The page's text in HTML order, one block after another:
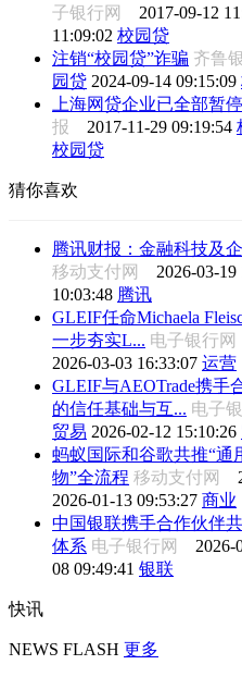
子银行网 2017-09-12
11:09:02 校园贷
注销“校园贷”诈骗 齐鲁
园贷 2024-09-14 09:15:09
上海网贷企业已全部暂
报 2017-11-29 09:19:54
校园贷
猜你喜欢
腾讯财报：金融科技及
移动支付网 2026-03-19
10:03:48 腾讯
GLEIF任命Michaela
一步夯实L... 电子银行
2026-03-03 16:33:07 运营
GLEIF与AEOTrade携手
的信任基础与互... 电子
贸易 2026-02-12 15:10:26
蚂蚁国际和谷歌共推“通
物”全流程 移动支付网
2026-01-13 09:53:27 商业
中国银联携手合作伙伴
体系 电子银行网 2026-
08 09:49:41 银联
快讯
NEWS FLASH 更多